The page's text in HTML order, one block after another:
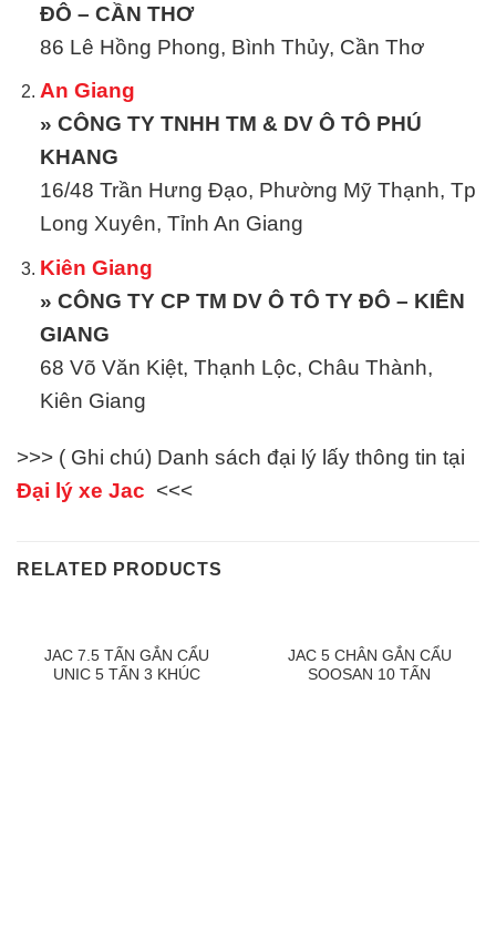
ĐÔ – CẦN THƠ
86 Lê Hồng Phong, Bình Thủy, Cần Thơ
An Giang
» CÔNG TY TNHH TM & DV Ô TÔ PHÚ
KHANG
16/48 Trần Hưng Đạo, Phường Mỹ Thạnh, Tp
Long Xuyên, Tỉnh An Giang
Kiên Giang
» CÔNG TY CP TM DV Ô TÔ TY ĐÔ – KIÊN
GIANG
68 Võ Văn Kiệt, Thạnh Lộc, Châu Thành,
Kiên Giang
>>> ( Ghi chú) Danh sách đại lý lấy thông tin tại
Đại lý xe Jac <<<
RELATED PRODUCTS
JAC 7.5 TẤN GẮN CẨU
UNIC 5 TẤN 3 KHÚC
JAC 5 CHÂN GẮN CẨU
SOOSAN 10 TẤN